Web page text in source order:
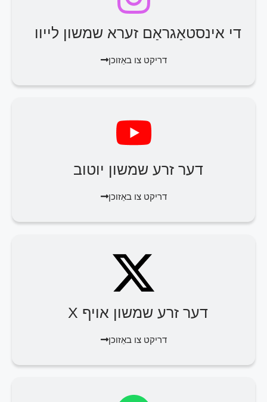
די אינסטאַגראַם זערא שמשון לייוו
דריקט צו באַזוכן
דער זרע שמשון יוטוב
דריקט צו באַזוכן
דער זרע שמשון אויף X
דריקט צו באַזוכן